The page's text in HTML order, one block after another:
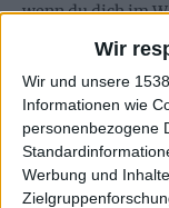
Wir
Wir und unsere
Informationen wie
personenbezogene
Werbung und
wenn du dich im
Wald bist, aber
töten, wenn du